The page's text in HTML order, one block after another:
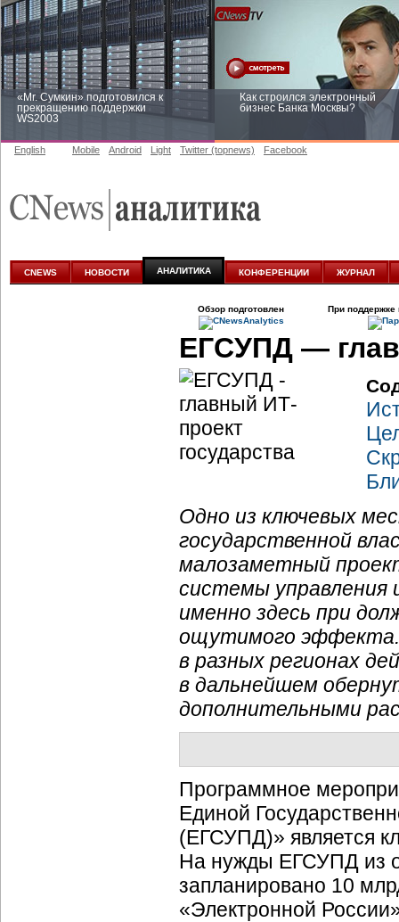
«Mr. Сумкин» подготовился к
прекращению поддержки
WS2003
Как строился электронный
бизнес Банка Москвы?
аналитике
English Mobile Android Light Twitter (topnews) Facebook
CNEWS НОВОСТИ АНАЛИТИКА КОНФЕРЕНЦИИ ЖУРНАЛ
Обзор подготовлен При поддержке
ЕГСУПД —
Одно из ключевых
государственной
малозаметный
системы управления
именно здесь при
ощутимого
в разных регионах
в дальнейшем
дополнительными
Программное
Единой
(ЕГСУПД)» является
На нужды ЕГСУПД из
запланировано 10
«Электронной